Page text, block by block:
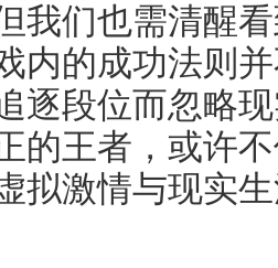
我们也需清醒
内的成功法则
逐段位而忽略
的王者，或许
拟激情与现实